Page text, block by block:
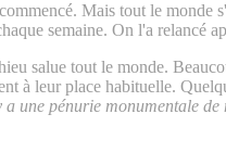
Mais tout le
semaine. On l'a relancé
salue tout le monde.
à leur place habituelle.
une pénurie monumentale de